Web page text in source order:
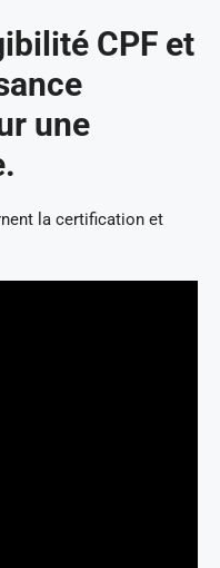
CPF et
une
la certification et